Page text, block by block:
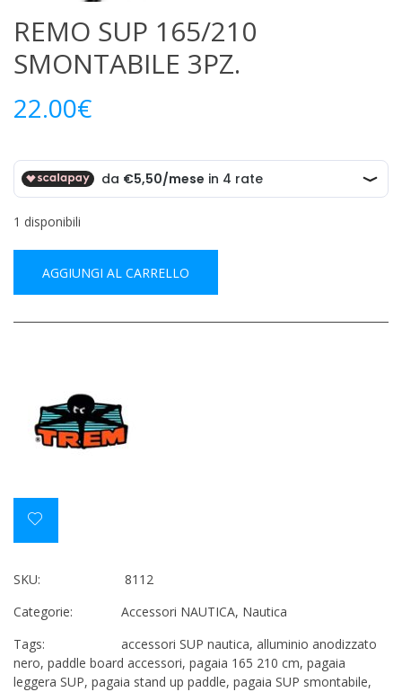
REMO SUP 165/210
SMONTABILE 3PZ.
22.00€
1 disponibili
AGGIUNGI AL CARRELLO
SKU:
8112
Categorie:
Accessori NAUTICA, Nautica
Tags:
accessori SUP nautica, alluminio anodizzato
nero, paddle board accessori, pagaia 165 210 cm, pagaia
leggera SUP, pagaia stand up paddle, pagaia SUP smontabile,